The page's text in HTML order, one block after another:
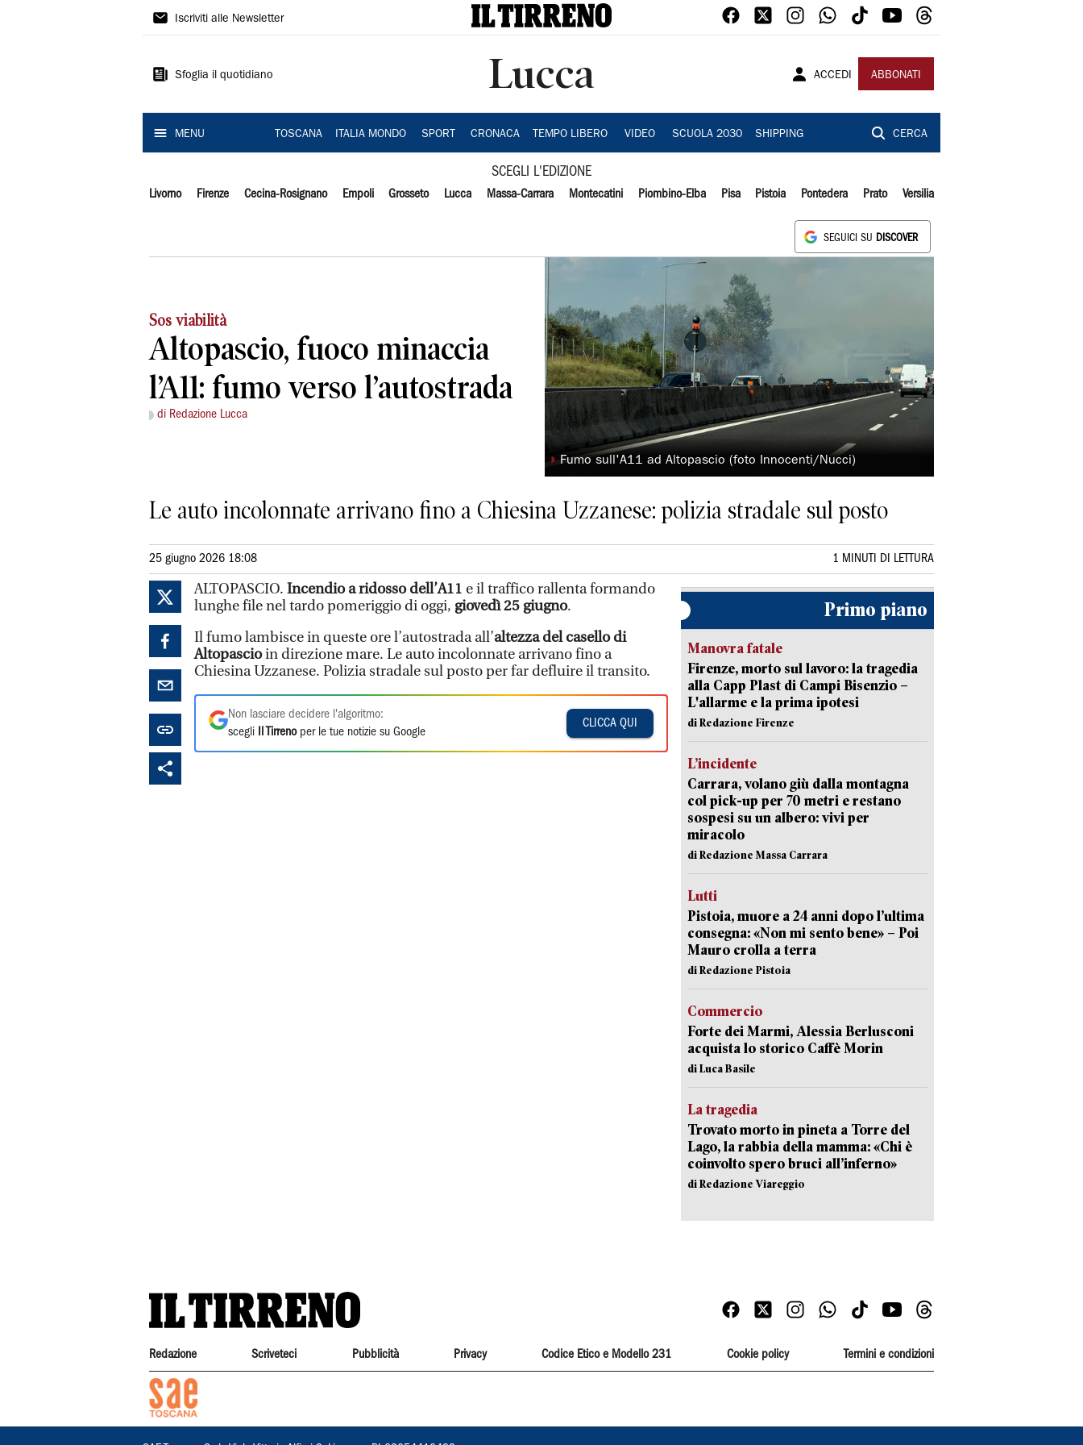
Il
Iscriviti alle Newsletter
Sfoglia il quotidiano Lucca ACCEDI ABBONATI
MENU TOSCANA ITALIA MONDO SPORT CRONACA TEMPO LIBERO VIDEO SCUOLA 2030 SHIPPING CERCA
SCEGLI L'EDIZIONE
Livorno Firenze Cecina-Rosignano Empoli Grosseto Lucca Massa-Carrara Montecatini Piombino-Elba Pisa Pistoia Pontedera Prato Versilia
SEGUICI SU DISCOVER
Sos viabilità
Altopascio, fuoco minaccia
l’A11: fumo verso l’autostrada
di Redazione Lucca
◗ Fumo sull'A11 ad Altopascio (foto Innocenti/Nucci)
Le auto incolonnate arrivano fino a Chiesina Uzzanese: polizia stradale sul posto
25 giugno 2026 18:08 1 MINUTI DI LETTURA
ALTOPASCIO. Incendio a ridosso dell’A11 e il traffico rallenta formando
lunghe file nel tardo pomeriggio di oggi, giovedì 25 giugno.
Il fumo lambisce in queste ore l’autostrada all’altezza del casello di
Altopascioin direzione mare. Le auto incolonnate arrivano fino a
Chiesina Uzzanese. Polizia stradale sul posto per far defluire il transito.
Non lasciare decidere l'algoritmo:
scegli
Il Tirrenoper le tue notizie su Google
CLICCA QUI
Primo piano
Manovra fatale
Firenze, morto sul lavoro: la tragedia
alla Capp Plast di Campi Bisenzio –
L'allarme e la prima ipotesi
di Redazione Firenze
L’incidente
Carrara, volano giù dalla montagna
col pick-up per 70 metri e restano
sospesi su un albero: vivi per
miracolo
di Redazione Massa Carrara
Lutti
Pistoia, muore a 24 anni dopo l’ultima
consegna: «Non mi sento bene» – Poi
Mauro crolla a terra
di Redazione Pistoia
Commercio
Forte dei Marmi, Alessia Berlusconi
acquista lo storico Caffè Morin
di Luca Basile
La tragedia
Trovato morto in pineta a Torre del
Lago, la rabbia della mamma: «Chi è
coinvolto spero bruci all’inferno»
di Redazione Viareggio
Redazione Scriveteci Pubblicità Privacy Codice Etico e Modello 231 Cookie policy Termini e condizioni